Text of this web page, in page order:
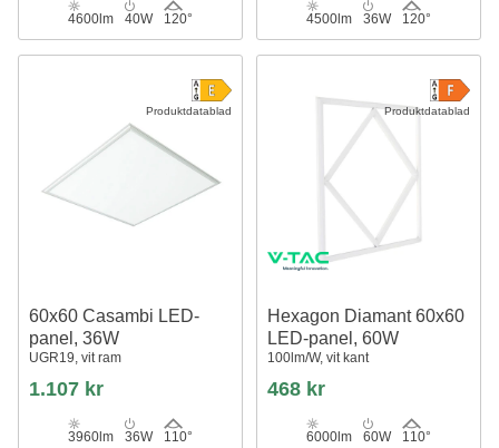
4600lm 40W 120° 4500lm 36W 120°
Produktdatablad
60x60 Casambi LED-
panel, 36W
UGR19, vit ram
1.107 kr
3960lm 36W 110°
Produktdatablad
Hexagon Diamant 60x60
LED-panel, 60W
100lm/W, vit kant
468 kr
6000lm 60W 110°